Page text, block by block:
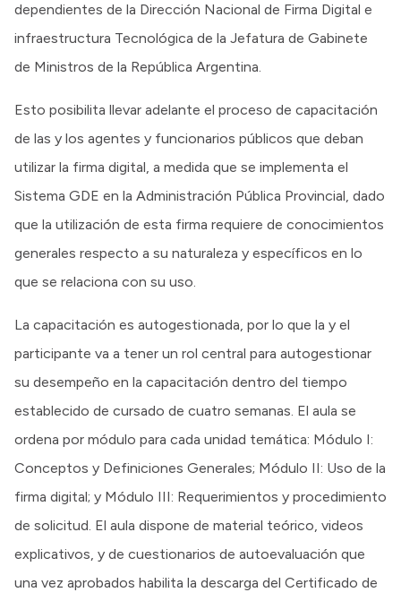
dependientes de la Dirección Nacional de Firma Digital e
infraestructura Tecnológica de la Jefatura de Gabinete
de Ministros de la República Argentina.
Esto posibilita llevar adelante el proceso de capacitación
de las y los agentes y funcionarios públicos que deban
utilizar la firma digital, a medida que se implementa el
Sistema GDE en la Administración Pública Provincial, dado
que la utilización de esta firma requiere de conocimientos
generales respecto a su naturaleza y específicos en lo
que se relaciona con su uso.
La capacitación es autogestionada, por lo que la y el
participante va a tener un rol central para autogestionar
su desempeño en la capacitación dentro del tiempo
establecido de cursado de cuatro semanas. El aula se
ordena por módulo para cada unidad temática: Módulo I:
Conceptos y Definiciones Generales; Módulo II: Uso de la
firma digital; y Módulo III: Requerimientos y procedimiento
de solicitud. El aula dispone de material teórico, videos
explicativos, y de cuestionarios de autoevaluación que
una vez aprobados habilita la descarga del Certificado de